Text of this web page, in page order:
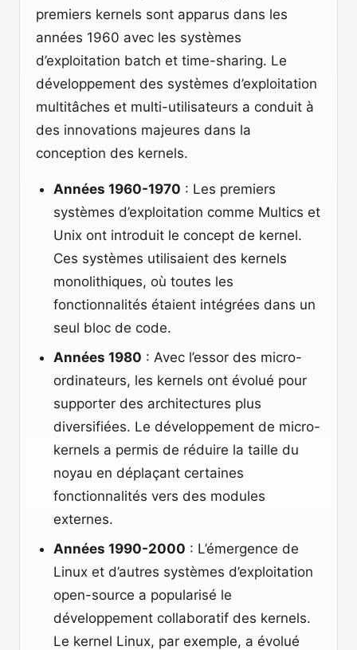
premiers kernels sont apparus dans les
années 1960 avec les systèmes
d’exploitation batch et time-sharing. Le
développement des systèmes d’exploitation
multitâches et multi-utilisateurs a conduit à
des innovations majeures dans la
conception des kernels.
Années 1960-1970 : Les premiers
systèmes d’exploitation comme Multics et
Unix ont introduit le concept de kernel.
Ces systèmes utilisaient des kernels
monolithiques, où toutes les
fonctionnalités étaient intégrées dans un
seul bloc de code.
Années 1980 : Avec l’essor des micro-
ordinateurs, les kernels ont évolué pour
supporter des architectures plus
diversifiées. Le développement de micro-
kernels a permis de réduire la taille du
noyau en déplaçant certaines
fonctionnalités vers des modules
externes.
Années 1990-2000 : L’émergence de
Linux et d’autres systèmes d’exploitation
open-source a popularisé le
développement collaboratif des kernels.
Le kernel Linux, par exemple, a évolué